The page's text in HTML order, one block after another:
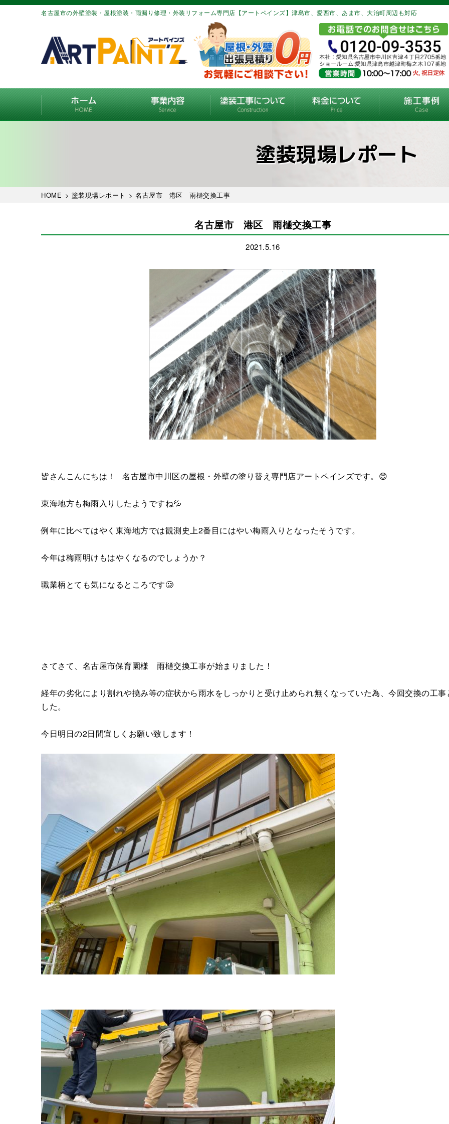
名古屋市の外壁塗装・屋根塗装・雨漏り修理・外装リフォーム専門店【アートペインズ】津島市、愛西市、あま市、大治町周辺も対応
塗装現場レポート
HOME > 塗装現場レポート > 名古屋市 港区 雨樋交換工事
名古屋市 港区 雨樋交換工事
2021.5.16
皆さんこんにちは！ 名古屋市中川区の屋根・外壁の塗り替え専門店アートペインズです。😊
東海地方も梅雨入りしたようですね💦
例年に比べてはやく東海地方では観測史上2番目にはやい梅雨入りとなったそうです。
今年は梅雨明けもはやくなるのでしょうか？
職業柄とても気になるところです🥲
さてさて、名古屋市保育園様 雨樋交換工事が始まりました！
経年の劣化により割れや撓み等の症状から雨水をしっかりと受け止められ無くなっていた為、今回交換の工事
した。
今日明日の2日間宜しくお願い致します！